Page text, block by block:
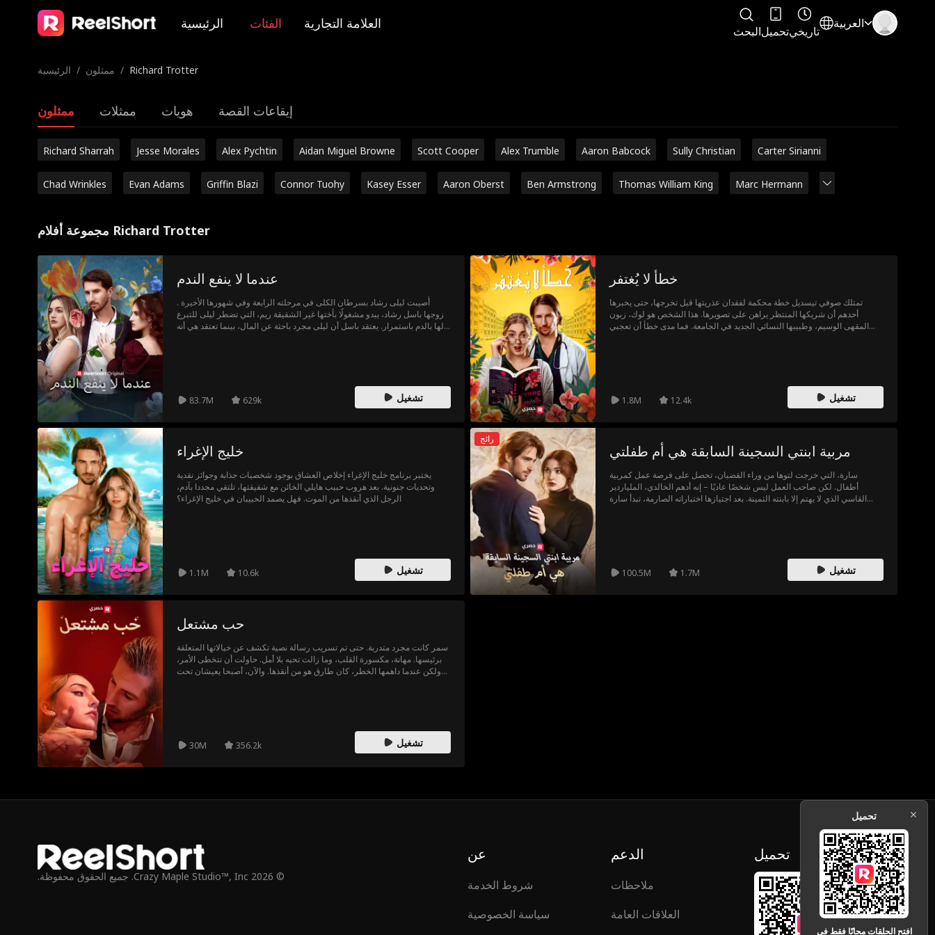
الرئيسية الفئات العلامة التجارية البحثتحميلتاريخي
العربية
الرئيسية / ممثلون / Richard Trotter
ممثلون ممثلات هويات إيقاعات القصة
Richard Sharrah Jesse Morales Alex Pychtin Aidan Miguel Browne Scott Cooper Alex Trumble Aaron Babcock Sully Christian Carter Sirianni
Chad Wrinkles Evan Adams Griffin Blazi Connor Tuohy Kasey Esser Aaron Oberst Ben Armstrong Thomas William King Marc Hermann
مجموعة أفلام Richard Trotter
عندما لا ينفع الندم
أُصيبت ليلى رشاد بسرطان الكلى في مرحلته الرابعة وفي شهورها الأخيرة .
زوجها باسل رشاد، يبدو مشغولًا بأختها غير الشقيقة ريم، التي تضطر ليلى للتبرع
لها بالدم باستمرار. يعتقد باسل أن ليلى مجرد باحثة عن المال، بينما تعتقد هي أنه
83.7M 629k تشغيل
خطأ لا يُغتفر
تمتلك صوفي تيسديل خطة محكمة لفقدان عذريتها قبل تخرجها، حتى يخبرها
أحدهم أن شريكها المنتظر يراهن على تصويرها. هذا الشخص هو لوك، زبون
المقهى الوسيم، وطبيبها النسائي الجديد في الجامعة. فما مدى خطأ أن تعجبي
1.8M 12.4k تشغيل
خليج الإغراء
يختبر برنامج خليج الإغراء إخلاص العشاق بوجود شخصيات جذابة وجوائز نقدية
وتحديات جنونية. بعد هروب حبيب هايلي الخائن مع شقيقتها، تلتقي مجددا بآدم،
الرجل الذي أنقذها من الموت. فهل يصمد الحبيبان في خليج الإغراء؟
1.1M 10.6k تشغيل
رائج
مربية ابنتي السجينة السابقة هي أم طفلتي
سارة، التي خرجت لتوها من وراء القضبان، تحصل على فرصة عمل كمربية
أطفال. لكن صاحب العمل ليس شخصًا عاديًا – إنه أدهم الخالدي، الملياردير
القاسي الذي لا يهتم إلا بابنته الثمينة. بعد اجتيازها اختباراته الصارمة، تبدأ سارة
100.5M 1.7M تشغيل
حب مشتعل
سمر كانت مجرد متدربة. حتى تم تسريب رسالة نصية تكشف عن خيالاتها المتعلقة
برئيسها. مهانة، مكسورة القلب، وما زالت تحبه بلا أمل. حاولت أن تتخطى الأمر،
ولكن عندما داهمها الخطر، كان طارق هو من أنقذها. والآن، أصبحا يعيشان تحت
30M 356.2k تشغيل
© 2026 Crazy Maple Studio™, Inc. جميع الحقوق محفوظة.
عن
شروط الخدمة
سياسة الخصوصية
الدعم
ملاحظات
العلاقات العامة
تحميل
تحميل
افتح الحلقات مجانًا فقط في